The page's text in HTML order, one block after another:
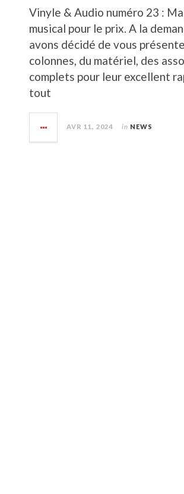
Vinyle & Audio numéro 23 :
musical pour le prix. A la
avons décidé de vous
colonnes, du matériel, des
complets pour leur excellent
tout
AVR 11, 2024 in NEWS